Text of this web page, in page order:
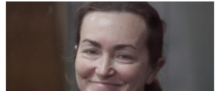
Все сайты РСЕ/РС